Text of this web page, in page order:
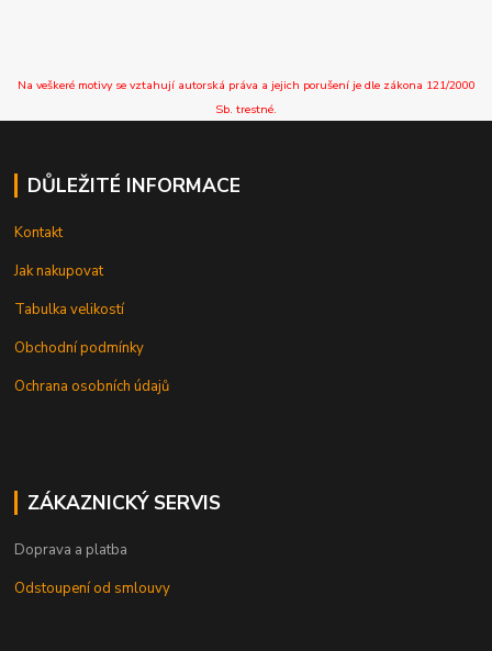
Na veškeré motivy se vztahují autorská práva a jejich porušení je dle zákona 121/2000
Sb. trestné.
DŮLEŽITÉ INFORMACE
Kontakt
Jak nakupovat
Tabulka velikostí
Obchodní podmínky
Ochrana osobních údajů
ZÁKAZNICKÝ SERVIS
Doprava a platba
Odstoupení od smlouvy